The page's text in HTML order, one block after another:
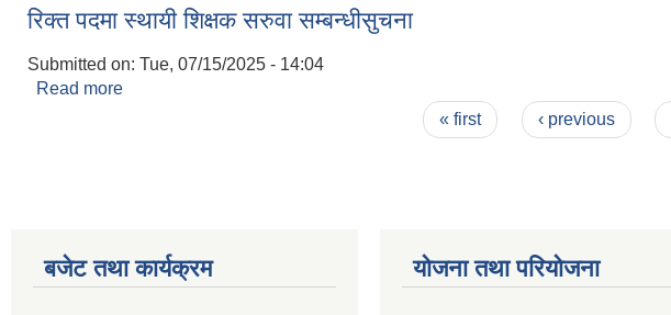
रिक्त पदमा स्थायी शिक्षक सरुवा सम्बन्धीसुचना
Submitted on: Tue, 07/15/2025 - 14:04
Read more
« first ‹ previous
बजेट तथा कार्यक्रम योजना तथा परियोजना